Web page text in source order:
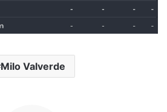
Milo Valverde